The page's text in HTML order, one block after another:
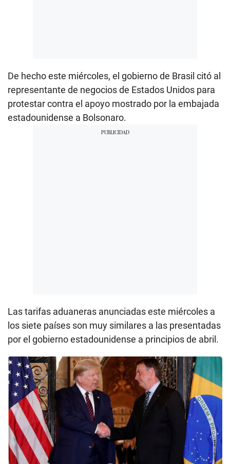
De hecho este miércoles, el gobierno de Brasil citó al
representante de negocios de Estados Unidos para
protestar contra el apoyo mostrado por la embajada
estadounidense a Bolsonaro.
Las tarifas aduaneras anunciadas este miércoles a
los siete países son muy similares a las presentadas
por el gobierno estadounidense a principios de abril.